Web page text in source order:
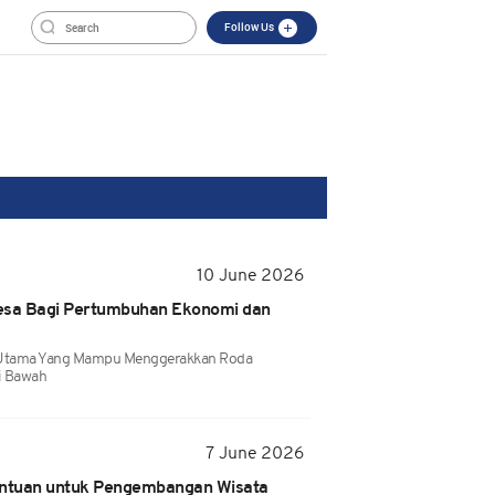
Follow Us
10 June 2026
Bagi Pertumbuhan Ekonomi dan
Yang Mampu Menggerakkan Roda
Bawah
7 June 2026
untuk Pengembangan Wisata